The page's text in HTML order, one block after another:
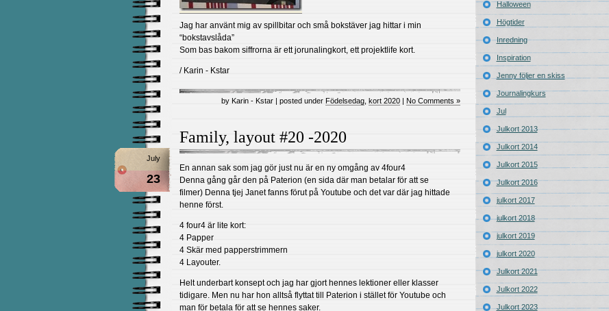
Jag har använt mig av spillbitar och små bokstäver jag hittar i min
“bokstavslåda”
Som bas bakom siffrorna är ett jorunalingkort, ett projektlife kort.
/ Karin - Kstar
by Karin - Kstar | posted under Födelsedag kort 2020 | No Comments »
Family, layout #20 -2020
July
23
En annan sak som jag gör just nu är en ny omgång av 4four4
Denna gång går den på Paterion (en sida där man betalar för att se
filmer) Denna tjej Janet fanns förut på Youtube och det var där jag hittade
henne först.
4 four4 är lite kort:
4 Papper
4 Skär med papperstrimmern
4 Layouter.
Helt underbart konsept och jag har gjort hennes lektioner eller klasser
tidigare. Men nu har hon alltså flyttat till Paterion i stället för Youtube och
man för betala för att se hennes saker.
Halloween
Högtider
Inredning
Inspiration
Jenny följer en skiss
Journalingkurs
Jul
Julkort 2013
Julkort 2014
Julkort 2015
Julkort 2016
julkort 2017
julkort 2018
julkort 2019
julkort 2020
Julkort 2021
Julkort 2022
Julkort 2023